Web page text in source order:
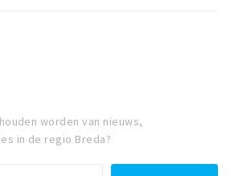
worden van nieuws,
in de regio Breda?